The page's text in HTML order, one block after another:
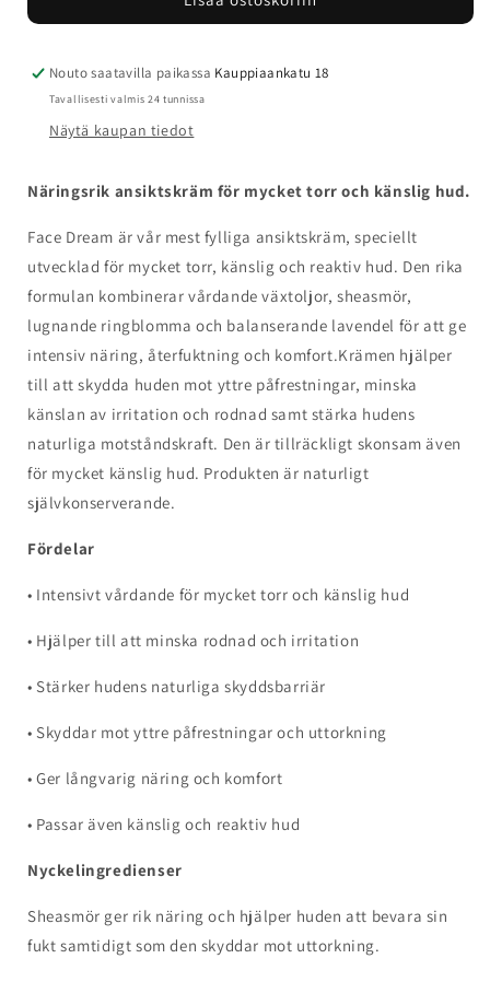
Face
määrää
Face
määrää
Nouto saatavilla paikassa Kauppiaankatu 18
Tavallisesti valmis 24 tunnissa
Näytä kaupan tiedot
Näringsrik ansiktskräm för mycket torr och känslig hud.
Face Dream är vår mest fylliga ansiktskräm, speciellt
utvecklad för mycket torr, känslig och reaktiv hud. Den rika
formulan kombinerar vårdande växtoljor, sheasmör,
lugnande ringblomma och balanserande lavendel för att ge
intensiv näring, återfuktning och komfort.Krämen hjälper
till att skydda huden mot yttre påfrestningar, minska
känslan av irritation och rodnad samt stärka hudens
naturliga motståndskraft. Den är tillräckligt skonsam även
för mycket känslig hud. Produkten är naturligt
självkonserverande.
Fördelar
• Intensivt vårdande för mycket torr och känslig hud
• Hjälper till att minska rodnad och irritation
• Stärker hudens naturliga skyddsbarriär
• Skyddar mot yttre påfrestningar och uttorkning
• Ger långvarig näring och komfort
• Passar även känslig och reaktiv hud
Nyckelingredienser
Sheasmör ger rik näring och hjälper huden att bevara sin
fukt samtidigt som den skyddar mot uttorkning.